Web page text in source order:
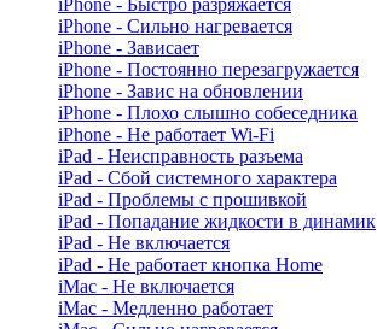
iPhone - Быстро разряжается
iPhone - Сильно нагревается
iPhone - Зависает
iPhone - Постоянно перезагружается
iPhone - Завис на обновлении
iPhone - Плохо слышно собеседника
iPhone - Не работает Wi-Fi
iPad - Неисправность разъема
iPad - Сбой системного характера
iPad - Проблемы с прошивкой
iPad - Попадание жидкости в динамик
iPad - Не включается
iPad - Не работает кнопка Home
iMac - Не включается
iMac - Медленно работает